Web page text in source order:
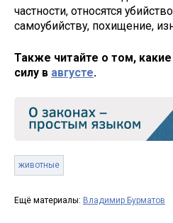
частности, относятся
самоубийству, похищение,
Также читайте о том,
силу в августе.
животные
Ещё материалы: Владимир Бурматов